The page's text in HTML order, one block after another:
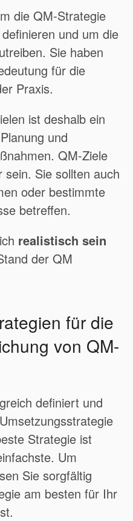
die QM-Strategie
und um die
Sie haben
für die
Praxis.
ist deshalb ein
und
QM-Ziele
Sie sollten auch
oder bestimmte
betreffen.
realistisch sein
der QM
für die
von QM-
definiert und
Strategie ist
Um
Sie sorgfältig
am besten für Ihr